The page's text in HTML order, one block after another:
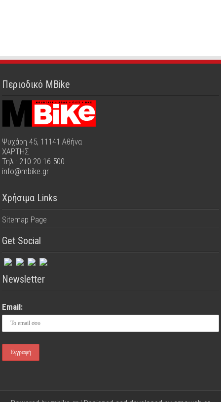
Περιοδικό MBike
Ψυχάρη 45, 11141 Αθήνα
ΧΑΡΤΗΣ
Τηλ.: 210 20 16 500
info@mbike.gr
Χρήσιμα Links
Sitemap Page
Get Social
Newsletter
Email: